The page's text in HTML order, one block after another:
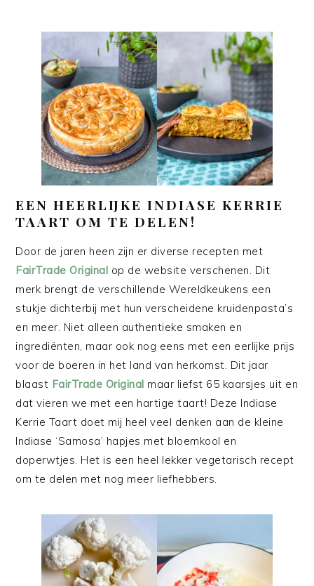
EEN HEERLIJKE INDIASE KERRIE
TAART OM TE DELEN!
Door de jaren heen zijn er diverse recepten met
FairTrade Original op de website verschenen. Dit
merk brengt de verschillende Wereldkeukens een
stukje dichterbij met hun verscheidene kruidenpasta’s
en meer. Niet alleen authentieke smaken en
ingrediënten, maar ook nog eens met een eerlijke prijs
voor de boeren in het land van herkomst. Dit jaar
blaast FairTrade Original maar liefst 65 kaarsjes uit en
dat vieren we met een hartige taart! Deze Indiase
Kerrie Taart doet mij heel veel denken aan de kleine
Indiase ‘Samosa’ hapjes met bloemkool en
doperwtjes. Het is een heel lekker vegetarisch recept
om te delen met nog meer liefhebbers.